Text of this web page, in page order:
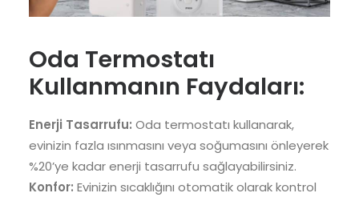
Oda Termostatı
Kullanmanın Faydaları:
Enerji Tasarrufu: Oda termostatı kullanarak,
evinizin fazla ısınmasını veya soğumasını önleyerek
%20’ye kadar enerji tasarrufu sağlayabilirsiniz.
Konfor: Evinizin sıcaklığını otomatik olarak kontrol